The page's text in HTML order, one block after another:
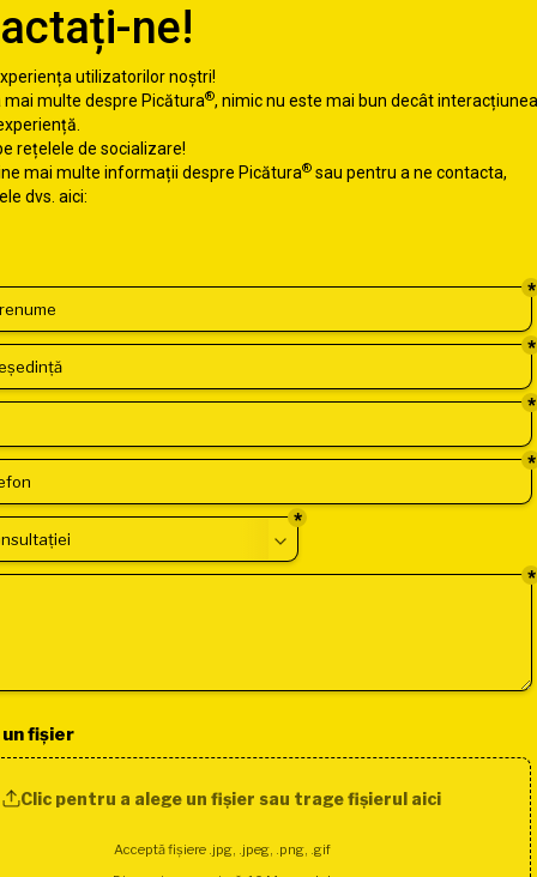
ne!
utilizatorilor noștri!
mai multe despre Picătura®, nimic nu este mai bun decât interacțiunea
rețelele de socializare!
mai multe informații despre Picătura®sau pentru a ne contacta,
dvs. aici: